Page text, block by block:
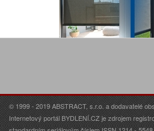
© 1999 - 2019 ABSTRACT, s.r.o. a dodavatelé
Internetový portál BYDLENÍ.CZ je zdrojem